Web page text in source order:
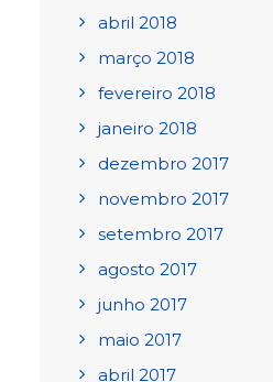
abril 2018
março 2018
fevereiro 2018
janeiro 2018
dezembro 2017
novembro 2017
setembro 2017
agosto 2017
junho 2017
maio 2017
abril 2017